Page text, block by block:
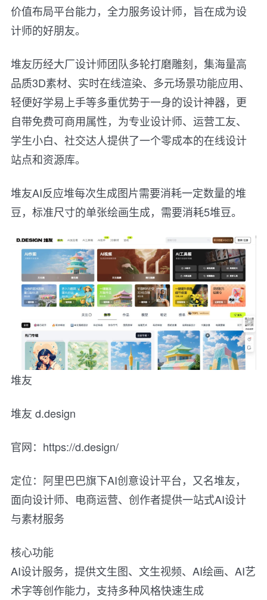
价值布局平台能力，全力服务设计师，旨在成为设
计师的好朋友。
堆友历经大厂设计师团队多轮打磨雕刻，集海量高
品质3D素材、实时在线渲染、多元场景功能应用、
轻便好学易上手等多重优势于一身的设计神器，更
自带免费可商用属性，为专业设计师、运营工友、
学生小白、社交达人提供了一个零成本的在线设计
站点和资源库。
堆友AI反应堆每次生成图片需要消耗一定数量的堆
豆，标准尺寸的单张绘画生成，需要消耗5堆豆。
堆友
堆友 d.design
官网：https://d.design/
定位：阿里巴巴旗下AI创意设计平台，又名堆友，
面向设计师、电商运营、创作者提供一站式AI设计
与素材服务
核心功能
AI设计服务，提供文生图、文生视频、AI绘画、AI艺
术字等创作能力，支持多种风格快速生成